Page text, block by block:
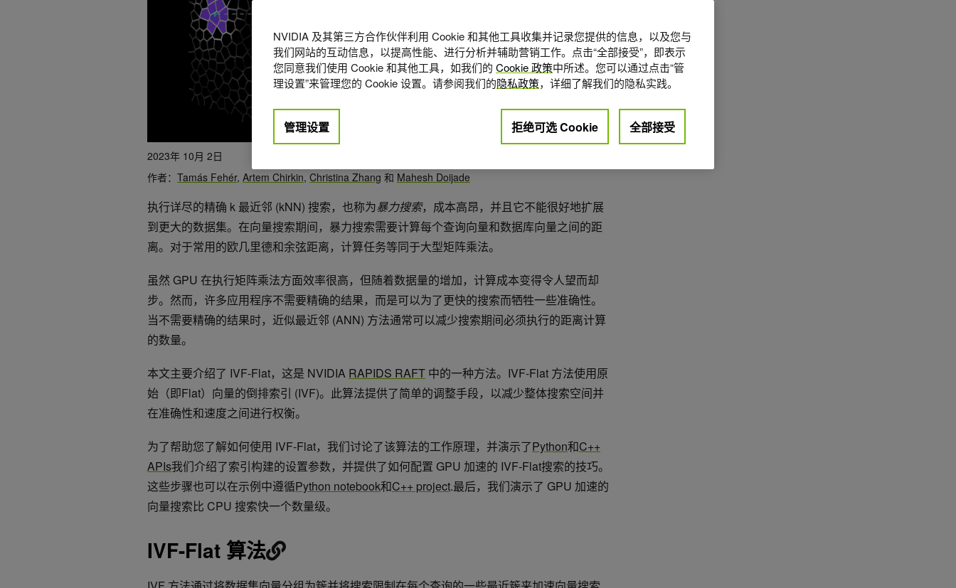
2023年 10月 2日
作者： Tamás Fehér, Artem Chirkin, Christina Zhang 和 Mahesh Doijade
执行详尽的精确 k 最近邻 (kNN) 搜索，也称为暴力搜索，成本高昂，并且它不能很好地扩展
到更大的数据集。在向量搜索期间，暴力搜索需要计算每个查询向量和数据库向量之间的距
离。对于常用的欧几里德和余弦距离，计算任务等同于大型矩阵乘法。
虽然 GPU 在执行矩阵乘法方面效率很高，但随着数据量的增加，计算成本变得令人望而却
步。然而，许多应用程序不需要精确的结果，而是可以为了更快的搜索而牺牲一些准确性。
当不需要精确的结果时， 近似最近邻 (ANN) 方法通常可以减少搜索期间必须执行的距离计算
的数量。
本文主要介绍了 IVF-Flat，这是 NVIDIA RAPIDS RAFT 中的一种方法。 IVF-Flat 方法使用原
始（即Flat）向量的倒排索引 (IVF)。此算法提供了简单的调整手段，以减少整体搜索空间并
在准确性和速度之间进行权衡。
为了帮助您了解如何使用 IVF-Flat，我们讨论了该算法的工作原理，并演示了Python和C++
APIs我们介绍了索引构建的设置参数，并提供了如何配置 GPU 加速的 IVF-Flat搜索的技巧。
这些步骤也可以在示例中遵循Python notebook和C++ project.最后，我们演示了 GPU 加速的
向量搜索比 CPU 搜索快一个数量级。
IVF-Flat 算法
NVIDIA 及其第三方合作伙伴利用 Cookie 和其他工具收集并记录您提供的信息，以及您与
我们网站的互动信息，以提高性能、进行分析并辅助营销工作。点击“全部接受”，即表示
您同意我们使用 Cookie 和其他工具，如我们的 Cookie 政策中所述。您可以通过点击“管
理设置”来管理您的 Cookie 设置。请参阅我们的隐私政策，详细了解我们的隐私实践。
管理设置 拒绝可选 Cookie 全部接受